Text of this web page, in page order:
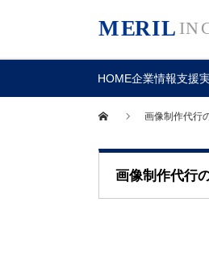
HOME企業情報支援
画像制作代行
画像制作代行